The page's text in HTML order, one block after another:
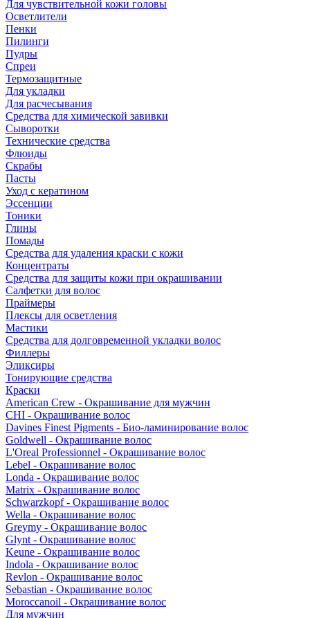
Для чувствительной кожи головы
Осветлители
Пенки
Пилинги
Пудры
Спреи
Термозащитные
Для укладки
Для расчесывания
Средства для химической завивки
Сыворотки
Технические средства
Флюиды
Скрабы
Пасты
Уход с кератином
Эссенции
Тоники
Глины
Помады
Средства для удаления краски с кожи
Концентраты
Средства для защиты кожи при окрашивании
Салфетки для волос
Праймеры
Плексы для осветления
Мастики
Средства для долговременной укладки волос
Филлеры
Эликсиры
Тонирующие средства
Краски
American Crew - Окрашивание для мужчин
CHI - Окрашивание волос
Davines Finest Pigments - Био-ламинирование волос
Goldwell - Окрашивание волос
L'Oreal Professionnel - Окрашивание волос
Lebel - Окрашивание волос
Londa - Окрашивание волос
Matrix - Окрашивание волос
Schwarzkopf - Окрашивание волос
Wella - Окрашивание волос
Greymy - Окрашивание волос
Glynt - Окрашивание волос
Keune - Окрашивание волос
Indola - Окрашивание волос
Revlon - Окрашивание волос
Sebastian - Окрашивание волос
Moroccanoil - Окрашивание волос
Для мужчин